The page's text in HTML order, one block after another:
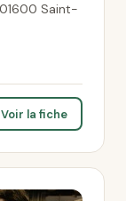
Saint-
Voir la fiche